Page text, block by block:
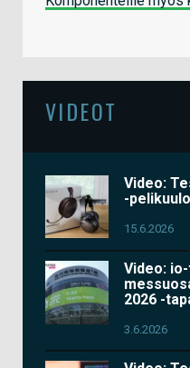
VIDEOT
Video:
-
15.6.2026
Video:
2026 -
3.6.2026